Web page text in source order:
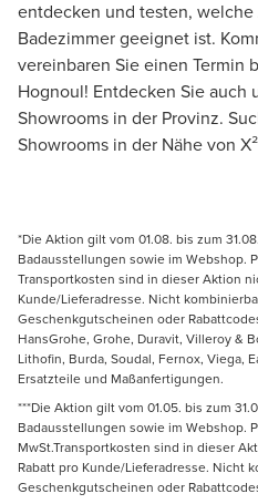
entdecken und testen,
Badezimmer geeignet ist.
vereinbaren Sie einen Termin
Hognoul! Entdecken Sie auch
Showrooms in der Provinz.
Showrooms in der Nähe von
*Die Aktion gilt vom 01.08. bis zum
Badausstellungen sowie im Webshop.
Transportkosten sind in dieser Aktion
Kunde/Lieferadresse. Nicht
Geschenkgutscheinen oder
HansGrohe, Grohe, Duravit, Villeroy &
Lithofin, Burda, Soudal, Fernox, Viega,
Ersatzteile und Maßanfertigungen.
***Die Aktion gilt vom 01.05. bis zum
Badausstellungen sowie im Webshop.
MwSt.Transportkosten sind in dieser
Rabatt pro Kunde/Lieferadresse. Nicht
Geschenkgutscheinen oder